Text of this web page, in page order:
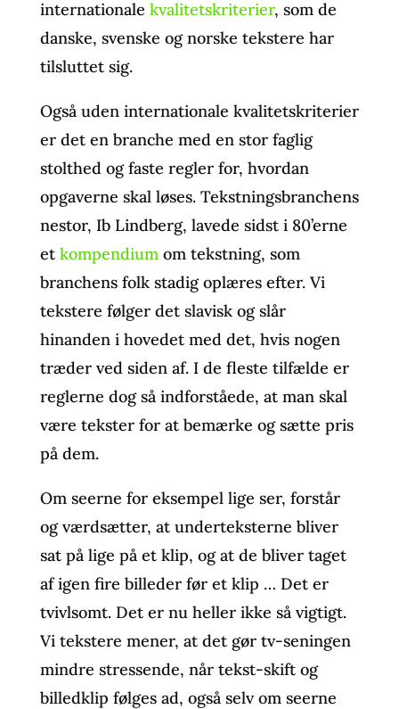
internationale kvalitetskriterier, som de
danske, svenske og norske tekstere har
tilsluttet sig.
Også uden internationale kvalitetskriterier
er det en branche med en stor faglig
stolthed og faste regler for, hvordan
opgaverne skal løses. Tekstningsbranchens
nestor, Ib Lindberg, lavede sidst i 80’erne
et kompendiumom tekstning, som
branchens folk stadig oplæres efter. Vi
tekstere følger det slavisk og slår
hinanden i hovedet med det, hvis nogen
træder ved siden af. I de fleste tilfælde er
reglerne dog så indforståede, at man skal
være tekster for at bemærke og sætte pris
på dem.
Om seerne for eksempel lige ser, forstår
og værdsætter, at underteksterne bliver
sat på lige på et klip, og at de bliver taget
af igen fire billeder før et klip … Det er
tvivlsomt. Det er nu heller ikke så vigtigt.
Vi tekstere mener, at det gør tv-seningen
mindre stressende, når tekst-skift og
billedklip følges ad, også selv om seerne